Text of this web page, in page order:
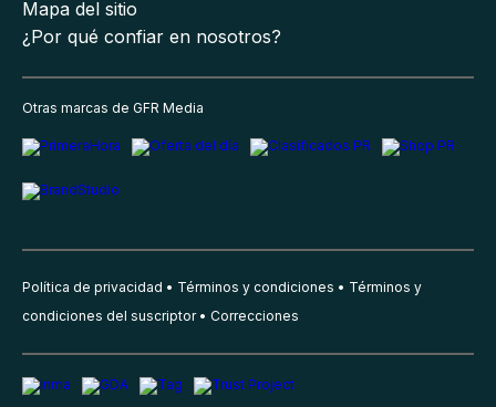
Mapa del sitio
¿Por qué confiar en nosotros?
Otras marcas de GFR Media
Política de privacidad Términos y condiciones
Términos y
condiciones del suscriptor
Correcciones